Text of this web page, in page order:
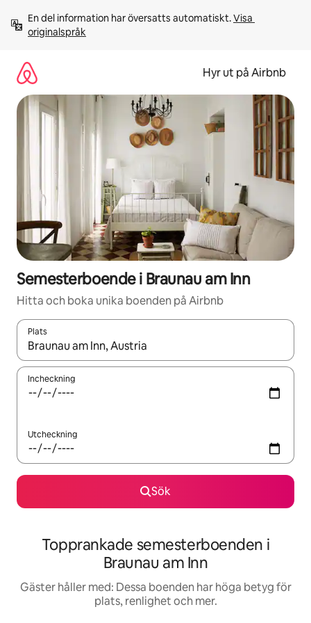
innehåll
En del information har översatts automatiskt. Visa
originalspråk
Hyr ut på Airbnb
Semesterboende i Braunau am Inn
Hitta och boka unika boenden på Airbnb
Plats
När resultaten är tillgängliga kan du navigera med upp- och
Incheckning
Utcheckning
Sök
Topprankade semesterboenden i
Braunau am Inn
Gäster håller med: Dessa boenden har höga betyg för
plats, renlighet och mer.